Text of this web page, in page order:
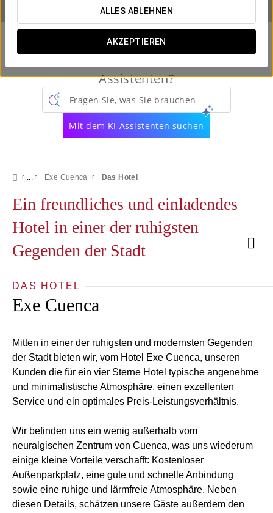
ALLES ABLEHNEN
AKZEPTIEREN
Assistenten?
Fragen Sie, was Sie brauchen
Mit dem KI-Assistenten suchen
Exe Cuenca Das Hotel
Ein freundliches und einladendes
Hotel in einer der ruhigsten
Gegenden der Stadt
DAS HOTEL
Exe Cuenca
Mitten in einer der ruhigsten und modernsten Gegenden
der Stadt bieten wir, vom Hotel Exe Cuenca, unseren
Kunden die für ein vier Sterne Hotel typische angenehme
und minimalistische Atmosphäre, einen exzellenten
Service und ein optimales Preis-Leistungsverhältnis.
Wir befinden uns ein wenig außerhalb vom
neuralgischen Zentrum von Cuenca, was uns wiederum
einige kleine Vorteile verschafft: Kostenloser
Außenparkplatz, eine gute und schnelle Anbindung
sowie eine ruhige und lärmfreie Atmosphäre. Neben
diesen Details, schätzen unsere Gäste außerdem den